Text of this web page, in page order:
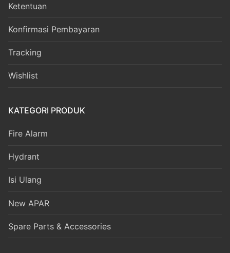
Ketentuan
Konfirmasi Pembayaran
Tracking
Wishlist
KATEGORI PRODUK
Fire Alarm
Hydrant
Isi Ulang
New APAR
Spare Parts & Accessories